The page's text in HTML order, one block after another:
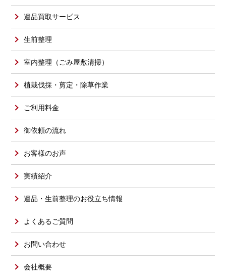
遺品買取サービス
生前整理
室内整理（ごみ屋敷清掃）
植栽伐採・剪定・除草作業
ご利用料金
御依頼の流れ
お客様のお声
実績紹介
遺品・生前整理のお役立ち情報
よくあるご質問
お問い合わせ
会社概要